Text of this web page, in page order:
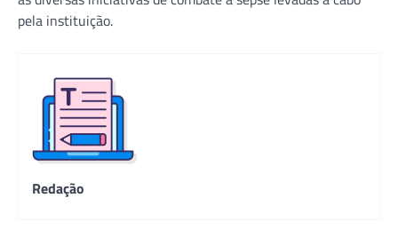
pela instituição.
Redação